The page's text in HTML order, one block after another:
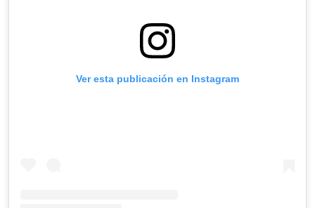
Ver esta publicación en Instagram